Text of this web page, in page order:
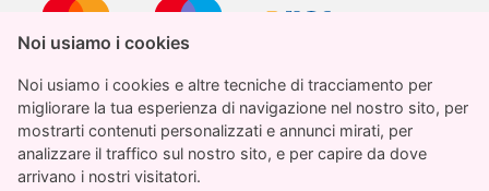
Noi usiamo i cookies
Noi usiamo i cookies e altre tecniche di tracciamento per
migliorare la tua esperienza di navigazione nel nostro sito, per
mostrarti contenuti personalizzati e annunci mirati, per
analizzare il traffico sul nostro sito, e per capire da dove
arrivano i nostri visitatori.
Noi usiamo i cookies
Noi usiamo i cookies e altre tecniche di tracciamento per
migliorare la tua esperienza di navigazione nel nostro sito, per
mostrarti contenuti personalizzati e annunci mirati, per
analizzare il traffico sul nostro sito, e per capire da dove
arrivano i nostri visitatori.
StampaParati.it è un marchio registrato di proprietà